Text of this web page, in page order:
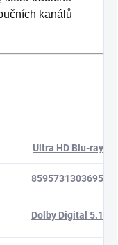
kanálů
Ultra HD Blu-ray
8595731303695
Dolby Digital 5.1